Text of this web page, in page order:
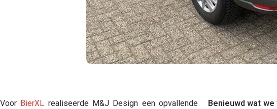
Voor BierXL realiseerde M&J Design een opvallende
Benieuwd wat